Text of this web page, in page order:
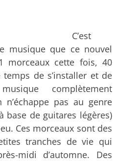
C’est
musique que ce nouvel
morceaux cette fois, 40
de s’installer et de
complètement
n’échappe pas au genre
base de guitares légères)
Ces morceaux sont des
tranches de vie qui
midi d’automne. Des